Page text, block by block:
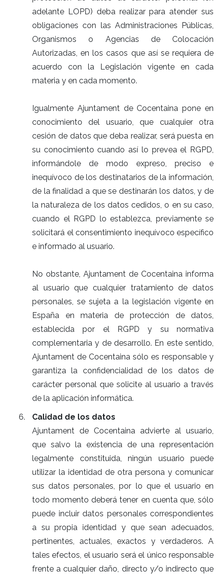
adelante LOPD) deba realizar para atender sus
obligaciones con las Administraciones Públicas,
Organismos o Agencias de Colocación
Autorizadas, en los casos que así se requiera de
acuerdo con la Legislación vigente en cada
materia y en cada momento.
Igualmente Ajuntament de Cocentaina pone en
conocimiento del usuario, que cualquier otra
cesión de datos que deba realizar, será puesta en
su conocimiento cuando así lo prevea el RGPD,
informándole de modo expreso, preciso e
inequívoco de los destinatarios de la información,
de la finalidad a que se destinarán los datos, y de
la naturaleza de los datos cedidos, o en su caso,
cuando el RGPD lo establezca, previamente se
solicitará el consentimiento inequívoco específico
e informado al usuario.
No obstante, Ajuntament de Cocentaina informa
al usuario que cualquier tratamiento de datos
personales, se sujeta a la legislación vigente en
España en materia de protección de datos,
establecida por el RGPD y su normativa
complementaria y de desarrollo. En este sentido,
Ajuntament de Cocentaina sólo es responsable y
garantiza la confidencialidad de los datos de
carácter personal que solicite al usuario a través
de la aplicación informática.
Calidad de los datos
Ajuntament de Cocentaina advierte al usuario,
que salvo la existencia de una representación
legalmente constituida, ningún usuario puede
utilizar la identidad de otra persona y comunicar
sus datos personales, por lo que el usuario en
todo momento deberá tener en cuenta que, sólo
puede incluir datos personales correspondientes
a su propia identidad y que sean adecuados,
pertinentes, actuales, exactos y verdaderos. A
tales efectos, el usuario será el único responsable
frente a cualquier daño, directo y/o indirecto que